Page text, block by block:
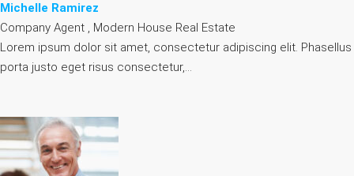
Michelle Ramirez
Company Agent , Modern House Real Estate
Lorem ipsum dolor sit amet, consectetur adipiscing elit. Phasellus
porta justo eget risus consectetur,…